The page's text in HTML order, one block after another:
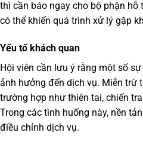
thì cần báo ngay cho bộ phận hỗ
có thể khiến quá trình xử lý gặp
Yếu tố khách quan
Hội viên cần lưu ý rằng một số
ảnh hưởng đến dịch vụ. Miễn trừ
trường hợp như thiên tai, chiến
Trong các tình huống này, nền
điều chỉnh dịch vụ.